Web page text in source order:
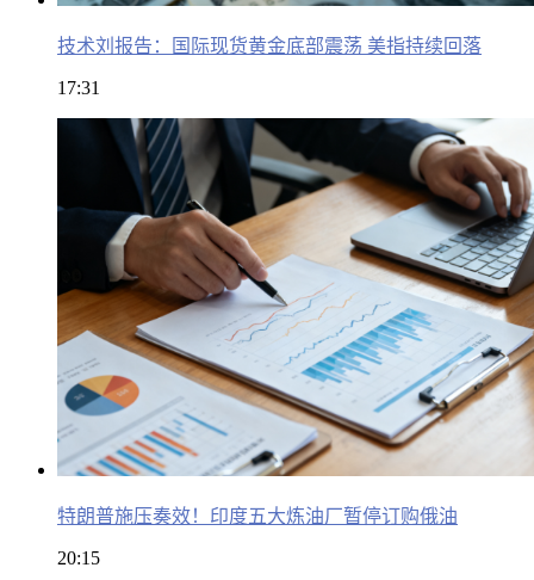
技术刘报告：国际现货黄金底部震荡 美指持续回落
17:31
特朗普施压奏效！印度五大炼油厂暂停订购俄油
20:15